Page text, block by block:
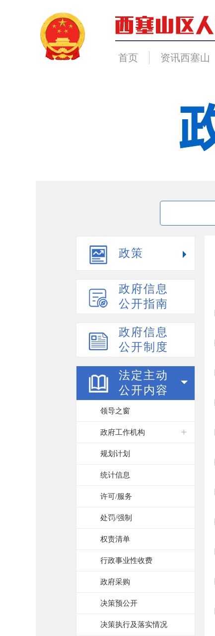
首页 资讯西塞山
政策
政府信息
公开指南
政府信息
公开制度
法定主动
公开内容
领导之窗
政府工作机构
规划计划
统计信息
许可/服务
处罚/强制
权责清单
行政事业性收费
政府采购
决策预公开
决策执行及落实情况